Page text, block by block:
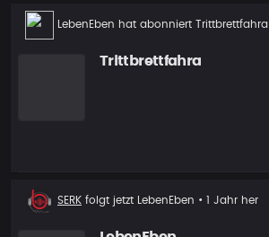
LebenEben hat abonniert Trittbrettfahra
Trittbrettfahra
Neuer
Follower
SERK folgt jetzt LebenEben • 1 Jahr her